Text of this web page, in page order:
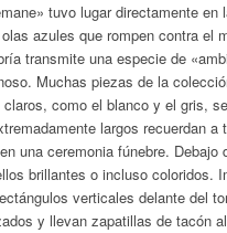
tuvo lugar directamente
azules que rompen contra el
transmite una especie de
Muchas piezas de la
como el blanco y el gris,
largos recuerdan
una ceremonia fúnebre.
brillantes o incluso coloridos.
verticales delante del
y llevan zapatillas de tacón